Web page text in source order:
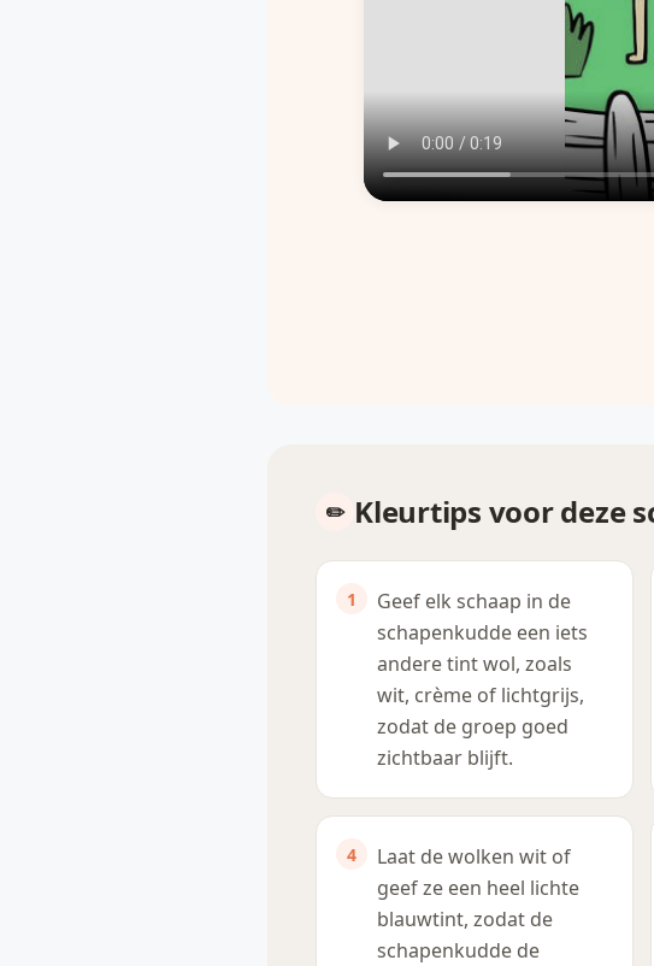
Kleurtips voor deze
Geef elk schaap in de
schapenkudde een iets
andere tint wol, zoals
wit, crème of lichtgrijs,
zodat de groep goed
zichtbaar blijft.
Laat de wolken wit of
geef ze een heel lichte
blauwtint, zodat de
schapenkudde de